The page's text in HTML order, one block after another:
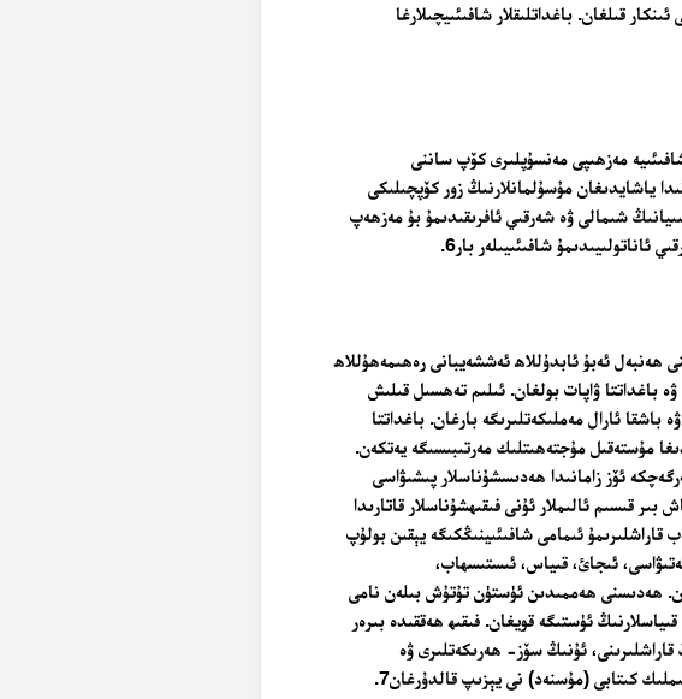
قىلغان. باغداتلىقلار شافىئىيچىلارغا
مەزھىپى مەنسۇپلىرى كۆپ ساننى
ياشايدىغان مۇسۇلمانلارنىڭ زور كۆپچىلىكى
شىمالى ۋە شەرقىي ئافرىقىدىمۇ بۇ مەزھەپ
شافىئىيىلەر بار6.
ھەنبەل ئەبۇ ئابدۇللاھ ئەششەيبانى رەھىمەھۇللاھ
ۋە باغداتتا ۋاپات بولغان. ئىلىم تەھسىل قىلىش
ئارال مەملىكەتلىرىگە بارغان. باغداتتا
مۇستەقىل مۇجتەھىتلىك مەرتىبىسىگە يەتكەن.
ئۆز زامانىدا ھەدىسشۇناسلار پىشىۋاسى
قىسىم ئالىملار ئۇنى فىقىھشۇناسلار قاتارىدا
ئىمامى شافىئىينىڭكىگە يېقىن بولۇپ
ئىجائ، قىياس، ئىستىسھاب،
ھەدىسنى ھەممىدىن ئۈستۈن تۇتۇش بىلەن نامى
ئۈستىگە قويغان. فىقىھ ھەققىدە بىرەر
ئۇنىڭ سۆز- ھەرىكەتلىرى ۋە
كىتابى (مۇسنەد) نى يېزىپ قالدۇرغان7.